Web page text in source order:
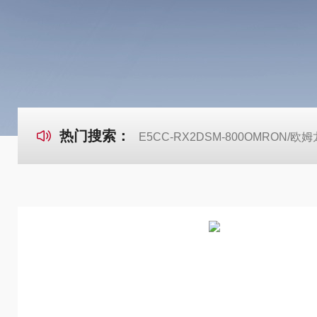
热门搜索： E5CC-RX2DSM-800OMRON/欧